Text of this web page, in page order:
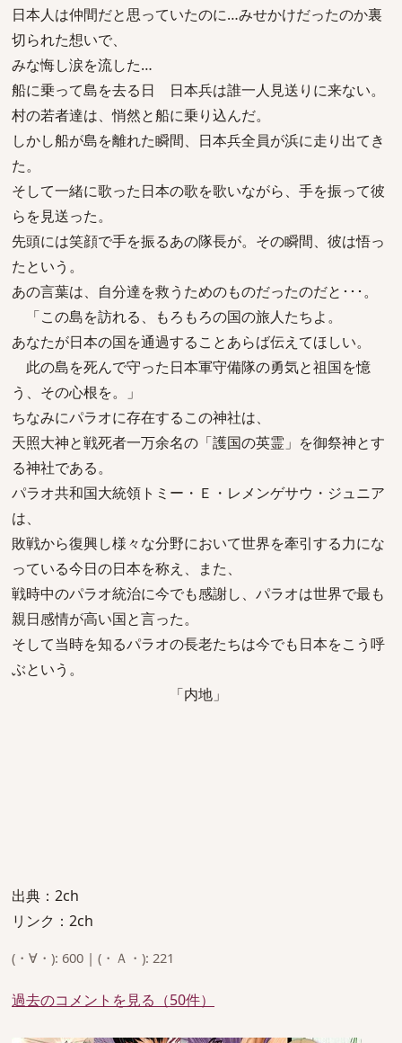
日本人は仲間だと思っていたのに…みせかけだったのか裏
切られた想いで、
みな悔し涙を流した…
船に乗って島を去る日 日本兵は誰一人見送りに来ない。
村の若者達は、悄然と船に乗り込んだ。
しかし船が島を離れた瞬間、日本兵全員が浜に走り出てき
た。
そして一緒に歌った日本の歌を歌いながら、手を振って彼
らを見送った。
先頭には笑顔で手を振るあの隊長が。その瞬間、彼は悟っ
たという。
あの言葉は、自分達を救うためのものだったのだと･･･。
「この島を訪れる、もろもろの国の旅人たちよ。
あなたが日本の国を通過することあらば伝えてほしい。
此の島を死んで守った日本軍守備隊の勇気と祖国を憶
う、その心根を。」
ちなみにパラオに存在するこの神社は、
天照大神と戦死者一万余名の「護国の英霊」を御祭神とす
る神社である。
パラオ共和国大統領トミー・Ｅ・レメンゲサウ・ジュニア
は、
敗戦から復興し様々な分野において世界を牽引する力にな
っている今日の日本を称え、また、
戦時中のパラオ統治に今でも感謝し、パラオは世界で最も
親日感情が高い国と言った。
そして当時を知るパラオの長老たちは今でも日本をこう呼
ぶという。
「内地」
出典：2ch
リンク：2ch
(・∀・): 600 | (・Ａ・): 221
過去のコメントを見る（50件）